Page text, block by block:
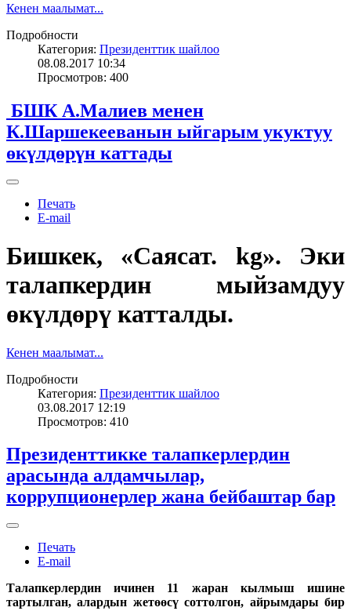
Кенен маалымат...
Подробности
Категория: Президенттик шайлоо
08.08.2017 10:34
Просмотров: 400
БШК А.Малиев менен
К.Шаршекееванын ыйгарым укуктуу
өкүлдөрүн каттады
Печать
E-mail
Бишкек, «Саясат. kg». Эки
талапкердин мыйзамдуу
өкүлдөрү катталды.
Кенен маалымат...
Подробности
Категория: Президенттик шайлоо
03.08.2017 12:19
Просмотров: 410
Президенттикке талапкерлердин
арасында алдамчылар,
коррупционерлер жана бейбаштар бар
Печать
E-mail
Талапкерлердин ичинен 11 жаран кылмыш ишине
тартылган, алардын жетөөсү соттолгон, айрымдары бир